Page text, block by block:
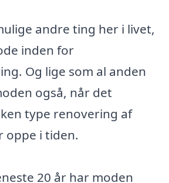
andre ting her i livet,
inden for
Og lige som al anden
også, når det
type renovering af
oppe i tiden.
20 år har moden